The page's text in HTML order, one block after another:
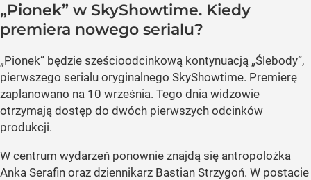
„Pionek” w SkyShowtime. Kiedy
premiera nowego serialu?
„Pionek” będzie sześcioodcinkową kontynuacją „Ślebody”,
pierwszego serialu oryginalnego SkyShowtime. Premierę
zaplanowano na 10 września. Tego dnia widzowie
otrzymają dostęp do dwóch pierwszych odcinków
produkcji.
W centrum wydarzeń ponownie znajdą się antropolożka
Anka Serafin oraz dziennikarz Bastian Strzygoń. W postacie